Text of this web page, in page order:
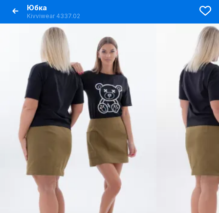
Юбка
Kivviwear 4337.02